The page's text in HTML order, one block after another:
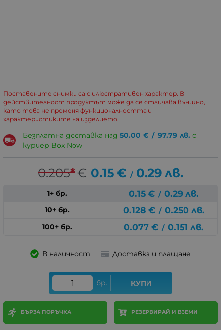
Поставените снимки са с илюстративен характер. В
действителност продуктът може да се отличава външно,
като това не променя функционалността и
характеристиките на изделието.
Безплатна доставка над 50.00 € / 97.79 лв. с
куриер Box Now
0.205*€ 0.15 € / 0.29 лв.
1+ бр. 0.15 € / 0.29 лв.
10+ бр. 0.128 € / 0.250 лв.
100+ бр. 0.077 € / 0.151 лв.
В наличност Доставка и плащане
бр. КУПИ
БЪРЗА ПОРЪЧКА РЕЗЕРВИРАЙ И ВЗЕМИ